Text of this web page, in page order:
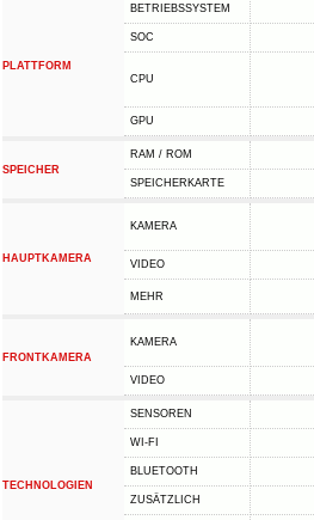
PLATTFORM
BETRIEBSSYSTEM
SOC
CPU
GPU
SPEICHER
RAM / ROM
SPEICHERKARTE
HAUPTKAMERA
KAMERA
VIDEO
MEHR
FRONTKAMERA
KAMERA
VIDEO
TECHNOLOGIEN
SENSOREN
WI-FI
BLUETOOTH
ZUSÄTZLICH